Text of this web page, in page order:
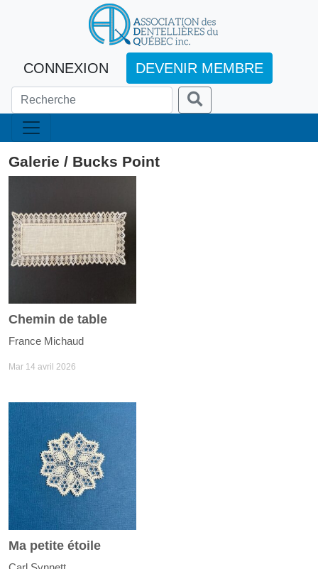
CONNEXION DEVENIR MEMBRE
Galerie / Bucks Point
Chemin de table
France Michaud
Mar 14 avril 2026
Ma petite étoile